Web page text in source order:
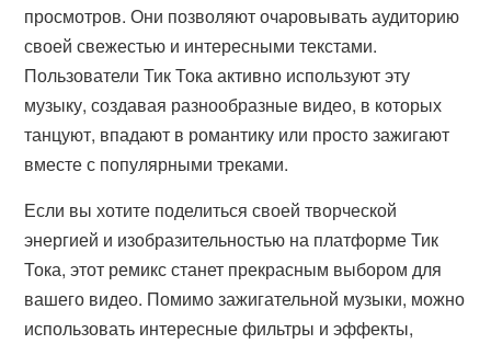
просмотров. Они позволяют очаровывать аудиторию
своей свежестью и интересными текстами.
Пользователи Тик Тока активно используют эту
музыку, создавая разнообразные видео, в которых
танцуют, впадают в романтику или просто зажигают
вместе с популярными треками.
Если вы хотите поделиться своей творческой
энергией и изобразительностью на платформе Тик
Тока, этот ремикс станет прекрасным выбором для
вашего видео. Помимо зажигательной музыки, можно
использовать интересные фильтры и эффекты,